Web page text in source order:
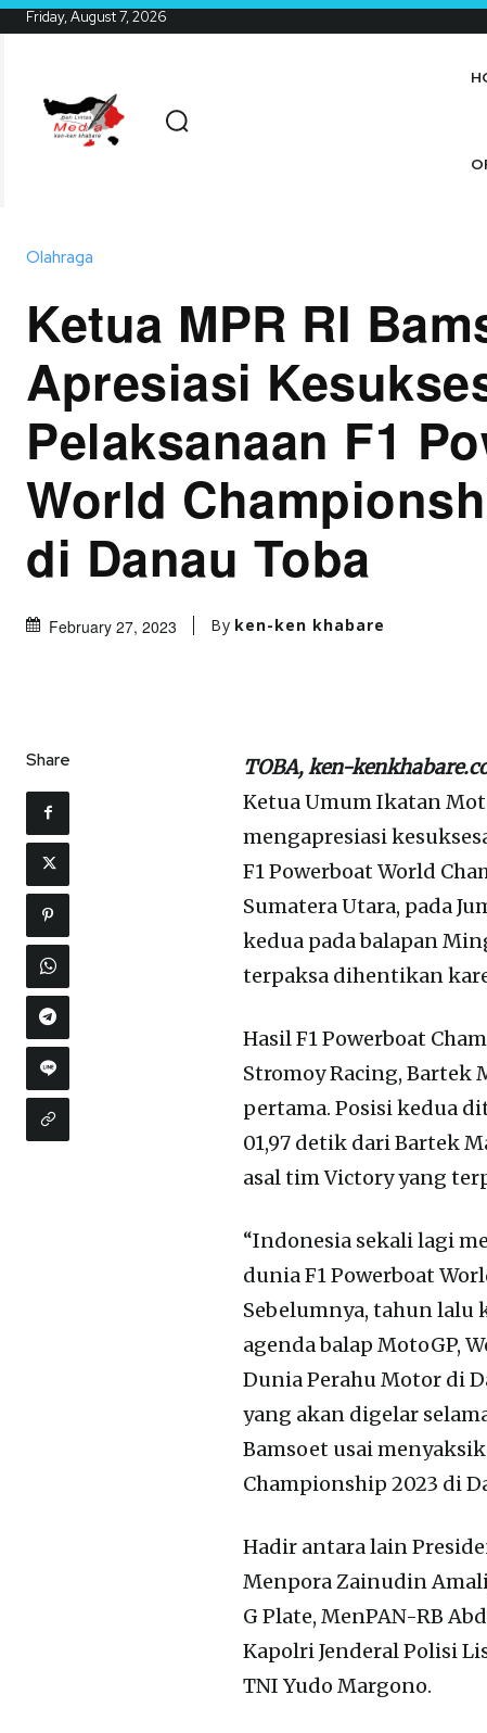
Friday, August 7, 2026
Olahraga
Ketua MPR RI
Apresiasi
Pelaksanaan F1
World
di Danau Toba
February 27, 2023 By ken-ken khabare
Share TOBA, ken-
Ketua Umum Ikatan
mengapresiasi
F1 Powerboat World
Sumatera Utara, pada
kedua pada balapan
terpaksa dihentikan
Hasil F1 Powerboat
Stromoy Racing, Bartek
pertama. Posisi kedua
01,97 detik dari Bartek
asal tim Victory yang
“Indonesia sekali lagi
dunia F1 Powerboat
Sebelumnya, tahun lalu
agenda balap MotoGP,
Dunia Perahu Motor di
yang akan digelar
Bamsoet usai
Championship 2023 di
Hadir antara lain
Menpora Zainudin
G Plate, MenPAN-RB
Kapolri Jenderal Polisi
TNI Yudo Margono.